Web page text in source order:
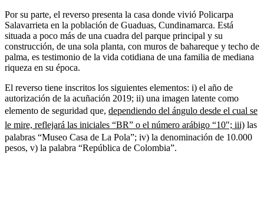
Por su parte, el reverso presenta la casa donde vivió Policarpa
Salavarrieta en la población de Guaduas, Cundinamarca. Está
situada a poco más de una cuadra del parque principal y su
construcción, de una sola planta, con muros de bahareque y techo de
palma, es testimonio de la vida cotidiana de una familia de mediana
riqueza en su época.
El reverso tiene inscritos los siguientes elementos: i) el año de
autorización de la acuñación 2019; ii) una imagen latente como
elemento de seguridad que, dependiendo del ángulo desde el cual se
le mire, reflejará las iniciales “BR” o el número arábigo “10″; iii) las
palabras “Museo Casa de La Pola”; iv) la denominación de 10.000
pesos, v) la palabra “República de Colombia”.